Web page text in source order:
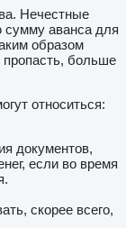
Нечестные
сумму аванса для
образом
больше
относиться:
документов,
если во время
скорее всего,